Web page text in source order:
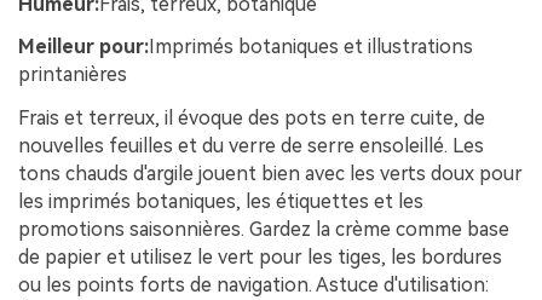
Meilleur pour: Imprimés botaniques et illustrations
printanières
Frais et terreux, il évoque des pots en terre cuite, de
nouvelles feuilles et du verre de serre ensoleillé. Les
tons chauds d'argile jouent bien avec les verts doux pour
les imprimés botaniques, les étiquettes et les
promotions saisonnières. Gardez la crème comme base
de papier et utilisez le vert pour les tiges, les bordures
ou les points forts de navigation. Astuce d'utilisation: